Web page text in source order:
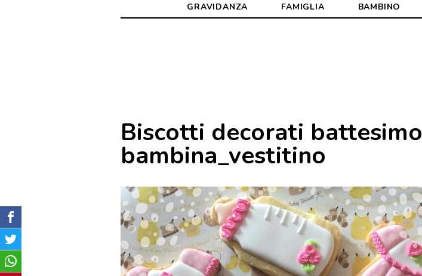
GRAVIDANZA FAMIGLIA BAMBINO
Biscotti decorati battesimo
bambina_vestitino